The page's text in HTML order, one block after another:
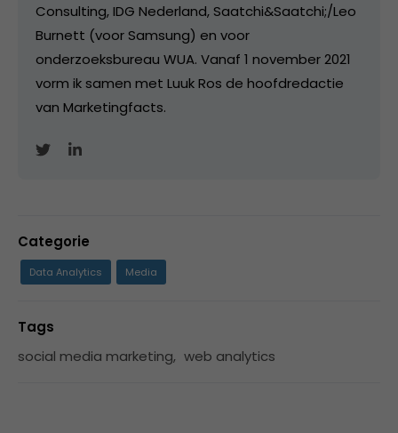
Consulting, IDG Nederland, Saatchi&Saatchi;/Leo
Burnett (voor Samsung) en voor
onderzoeksbureau WUA. Vanaf 1 november 2021
vorm ik samen met Luuk Ros de hoofdredactie
van Marketingfacts.
Categorie
Data Analytics Media
Tags
social media marketing, web analytics